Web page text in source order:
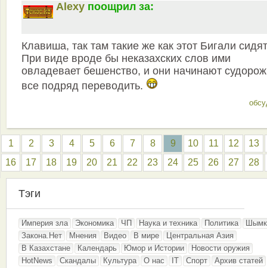
Alexy поощрил за:
Клавиша, так там такие же как этот Бигали
При виде вроде бы неказахских слов ими
овладевает бешенство, и они начинают
все подряд переводить.
1 2 3 4 5 6 7 8 9 10 11 12
13
16
17 18 19 20 21 22 23 24 25 26 27 28
Тэги
Империя зла Экономика ЧП Наука и техника Политика
Закона.Нет
Мнения Видео В мире
Центральная Азия
В Казахстане
Календарь Юмор и Истории
Новости оружия
HotNews
Скандалы Культура О нас IT Спорт
Архив статей